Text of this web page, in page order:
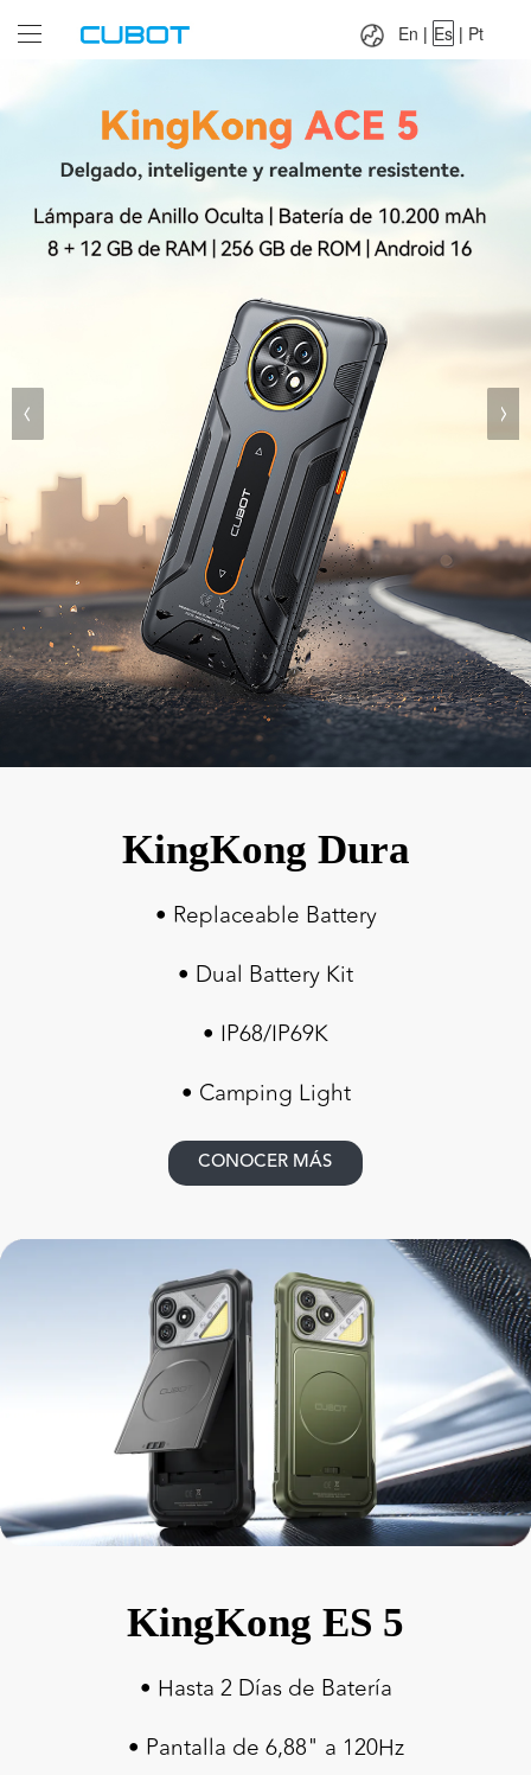
Pt
En | Es | Pt
KingKong Dura
• Replaceable Battery
• Dual Battery Kit
• IP68/IP69K
• Camping Light
CONOCER MÁS
KingKong ES 5
• Hasta 2 Días de Batería
• Pantalla de 6,88" a 120Hz